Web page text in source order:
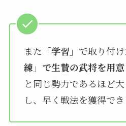
また 「学習」 で取り付け
練」で生贄の武将を用意
と同じ勢力であるほど
し、早く戦法を獲得でき